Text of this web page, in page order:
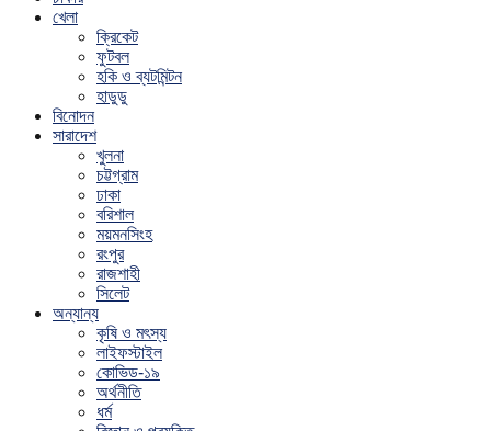
খেলা
ক্রিকেট
ফুটবল
হকি ও ব্যটমিন্টন
হাডুডু
বিনোদন
সারাদেশ
খুলনা
চট্টগ্রাম
ঢাকা
বরিশাল
ময়মনসিংহ
রংপুর
রাজশাহী
সিলেট
অন্যান্য
কৃষি ও মৎস্য
লাইফস্টাইল
কোভিড-১৯
অর্থনীতি
ধর্ম